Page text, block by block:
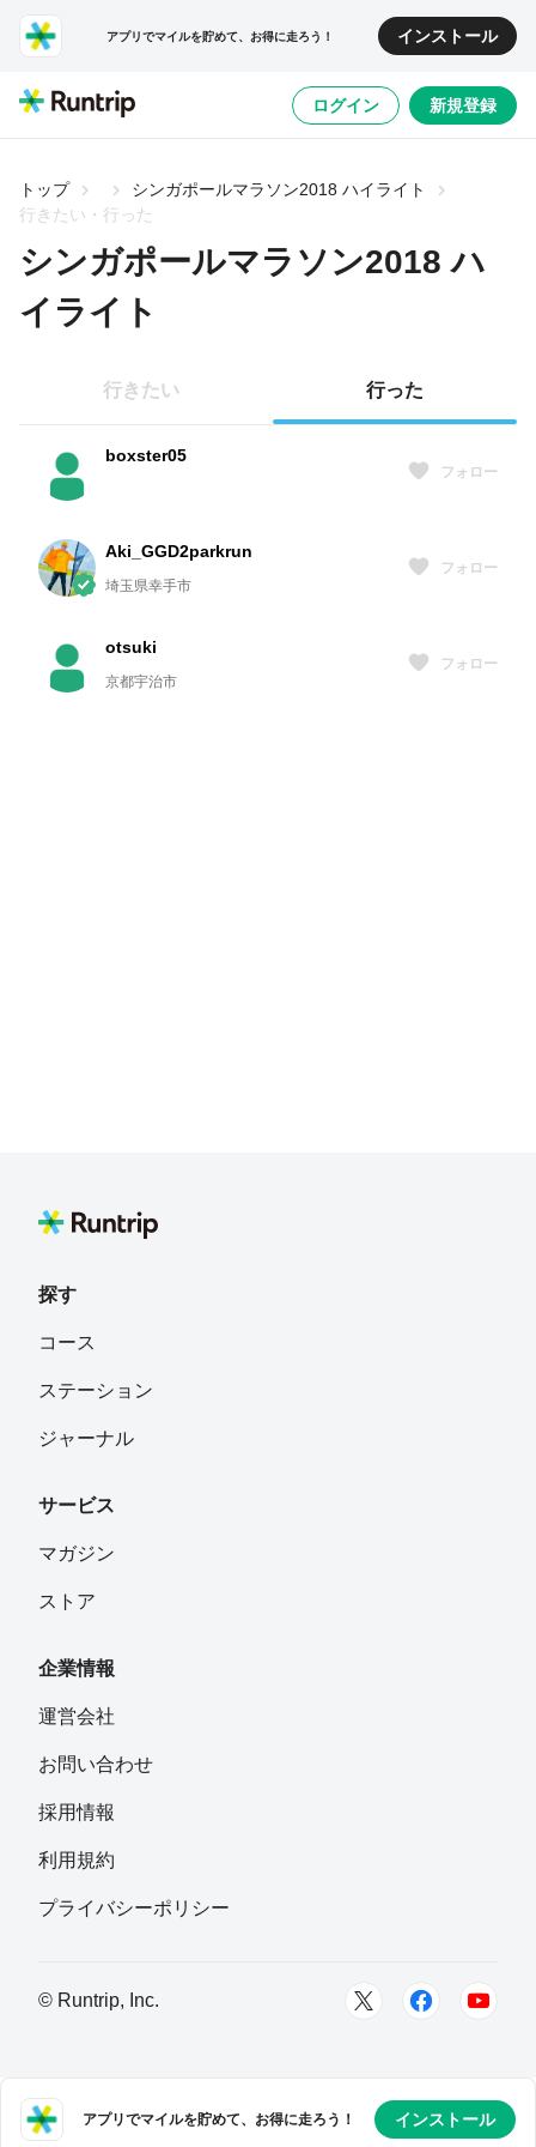
アプリでマイルを貯めて、お得に走ろう！ インストール
ログイン 新規登録
トップ
シンガポールマラソン2018 ハイライト
行きたい・行った
シンガポールマラソン2018 ハ
イライト
行きたい 行った
boxster05
フォロー
Aki_GGD2parkrun
埼玉県幸手市
フォロー
otsuki
京都宇治市
フォロー
探す
コース
ステーション
ジャーナル
サービス
マガジン
ストア
企業情報
運営会社
お問い合わせ
採用情報
利用規約
プライバシーポリシー
© Runtrip, Inc.
アプリでマイルを貯めて、お得に走ろう！ インストール